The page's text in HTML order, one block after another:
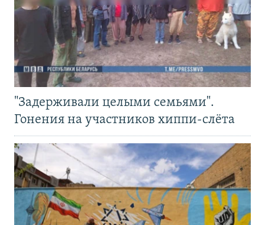
"Задерживали целыми семьями".
Гонения на участников хиппи-слёта